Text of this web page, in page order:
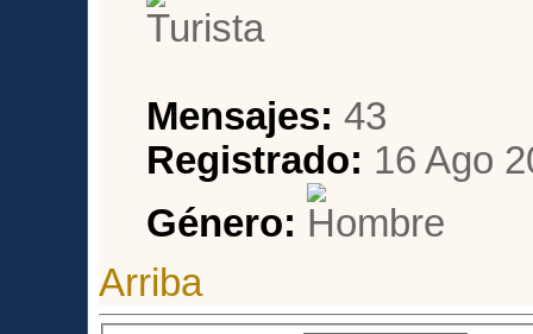
Mensajes: 43
Registrado: 16 Ago
Género:
Arriba